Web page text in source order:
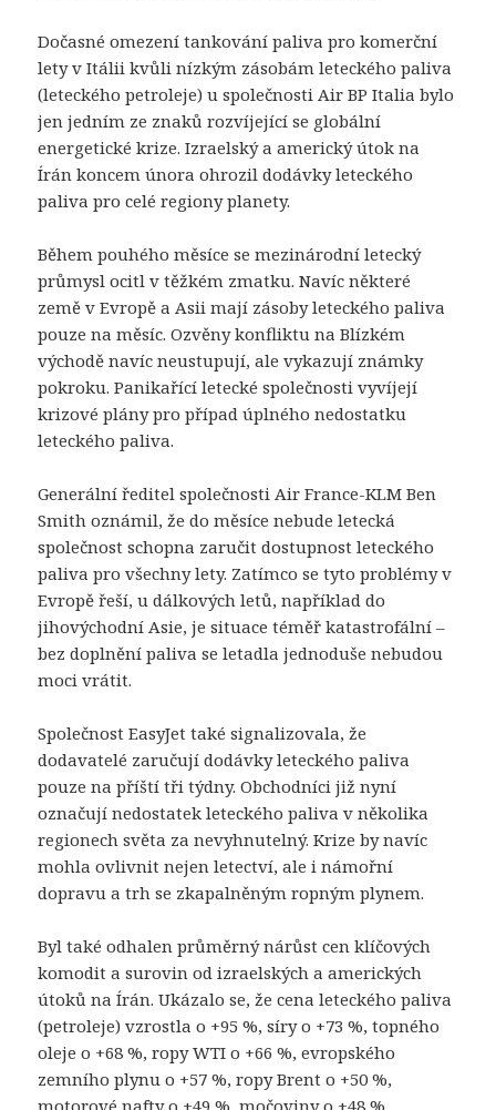
Dočasné omezení tankování paliva pro komerční
lety v Itálii kvůli nízkým zásobám leteckého paliva
(leteckého petroleje) u společnosti Air BP Italia bylo
jen jedním ze znaků rozvíjející se globální
energetické krize. Izraelský a americký útok na
Írán koncem února ohrozil dodávky leteckého
paliva pro celé regiony planety.
Během pouhého měsíce se mezinárodní letecký
průmysl ocitl v těžkém zmatku. Navíc některé
země v Evropě a Asii mají zásoby leteckého paliva
pouze na měsíc. Ozvěny konfliktu na Blízkém
východě navíc neustupují, ale vykazují známky
pokroku. Panikařící letecké společnosti vyvíjejí
krizové plány pro případ úplného nedostatku
leteckého paliva.
Generální ředitel společnosti Air France-KLM Ben
Smith oznámil, že do měsíce nebude letecká
společnost schopna zaručit dostupnost leteckého
paliva pro všechny lety. Zatímco se tyto problémy v
Evropě řeší, u dálkových letů, například do
jihovýchodní Asie, je situace téměř katastrofální –
bez doplnění paliva se letadla jednoduše nebudou
moci vrátit.
Společnost EasyJet také signalizovala, že
dodavatelé zaručují dodávky leteckého paliva
pouze na příští tři týdny. Obchodníci již nyní
označují nedostatek leteckého paliva v několika
regionech světa za nevyhnutelný. Krize by navíc
mohla ovlivnit nejen letectví, ale i námořní
dopravu a trh se zkapalněným ropným plynem.
Byl také odhalen průměrný nárůst cen klíčových
komodit a surovin od izraelských a amerických
útoků na Írán. Ukázalo se, že cena leteckého paliva
(petroleje) vzrostla o +95 %, síry o +73 %, topného
oleje o +68 %, ropy WTI o +66 %, evropského
zemního plynu o +57 %, ropy Brent o +50 %,
motorové nafty o +49 %, močoviny o +48 %,